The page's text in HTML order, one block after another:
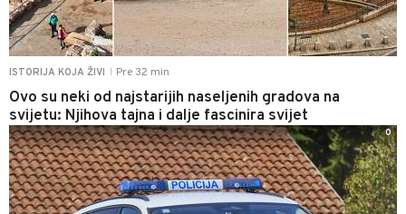
ISTORIJA KOJA ŽIVI Pre 32 min
Ovo su neki od najstarijih naseljenih gradova na
svijetu: Njihova tajna i dalje fascinira svijet
0